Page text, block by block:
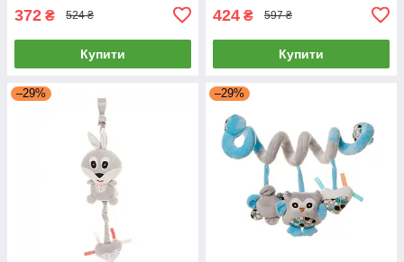
372 ₴ 524 ₴
Купити
424 ₴ 597 ₴
Купити
–29% –29%